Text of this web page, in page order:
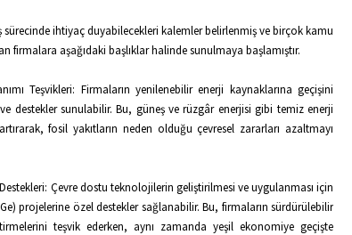
sürecinde ihtiyaç duyabilecekleri kalemler belirlenmiş ve birçok kamu
firmalara aşağıdaki başlıklar halinde sunulmaya başlamıştır.
Teşvikleri: Firmaların yenilenebilir enerji kaynaklarına geçişini
destekler sunulabilir. Bu, güneş ve rüzgâr enerjisi gibi temiz enerji
artırarak, fosil yakıtların neden olduğu çevresel zararları azaltmayı
Çevre dostu teknolojilerin geliştirilmesi ve uygulanması için
projelerine özel destekler sağlanabilir. Bu, firmaların sürdürülebilir
teşvik ederken, aynı zamanda yeşil ekonomiye geçişte